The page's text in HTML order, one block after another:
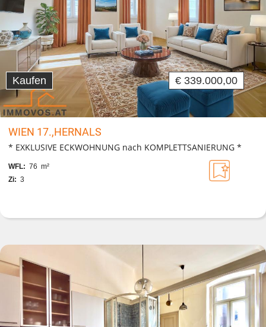
Kaufen € 339.000,00
WIEN 17.,HERNALS
* EXKLUSIVE ECKWOHNUNG nach KOMPLETTSANIERUNG *
WFL: 76 m²
Zi: 3